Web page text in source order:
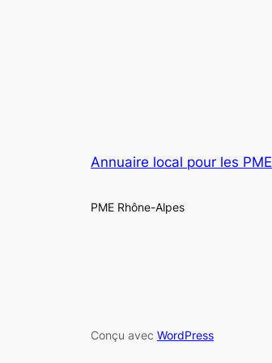
Annuaire local pour les PME
PME Rhône-Alpes
Conçu avec WordPress